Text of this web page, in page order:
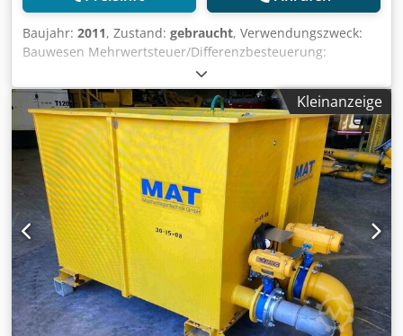
Baujahr: 2011, Zustand: gebraucht, Verwendungszweck:
Bauwesen Mehrwertsteuer/Differenzbesteuerung:
Mehrwertsteuer abzugsfähig Wenden Sie sich an
Mohamad Fattah Ahmad, um weitere Informationen zu
erhalten. Chodpfx Abjh Ty Daorsa Bauer - MAT Bentonit
Pumpe BP 125 2 Stück verfügbar Guter Zustand Sofort
einsatzbereit
Kleinanzeige